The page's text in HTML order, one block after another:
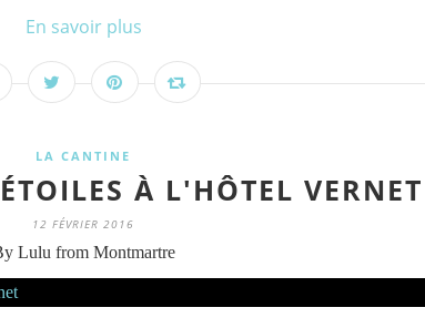
En savoir plus
LA CANTINE
À L'HÔTEL VERNET
12 FÉVRIER 2016
Lulu from Montmartre